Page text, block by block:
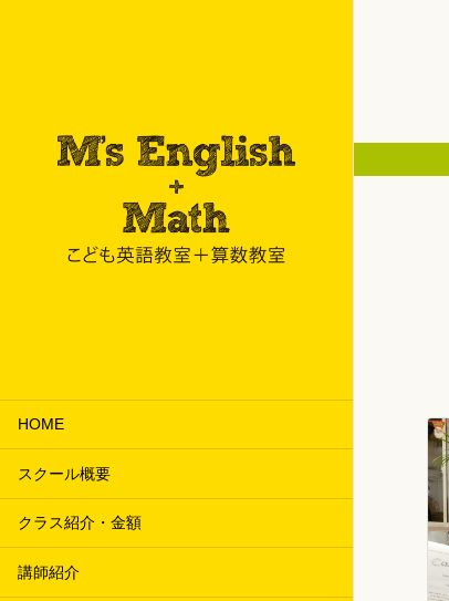
HOME
スクール概要
クラス紹介・金額
講師紹介